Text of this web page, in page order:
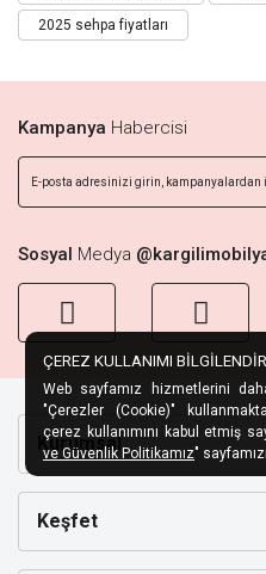
2025 sehpa fiyatları
Kampanya Habercisi
Sosyal Medya
Kurumsal
Keşfet
ÇEREZ KULLANIMI
Web sayfamız hizmetlerini
"Çerezler (Cookie)"
çerez kullanımını kabul etmiş
ve Güvenlik Politikamız"